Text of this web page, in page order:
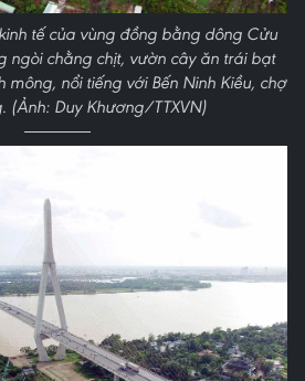
tế của vùng đồng bằng dông Cửu
ngòi chằng chịt, vườn cây ăn trái bạt
nổi tiếng với Bến Ninh Kiều, chợ
(Ảnh: Duy Khương/TTXVN)